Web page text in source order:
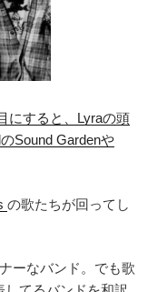
にすると、Lyraの頭
Sound Gardenや
の歌たちが回ってし
ーなバンド。でも歌